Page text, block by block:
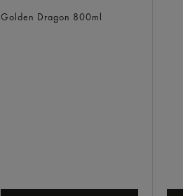
Golden Dragon 800ml